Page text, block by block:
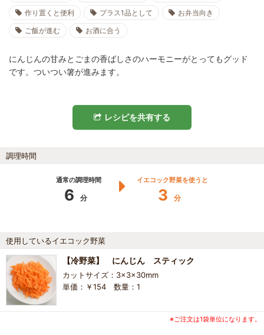
作り置くと便利
プラス1品として
お弁当向き
ご飯が進む
お酒に合う
にんじんの甘みとごまの香ばしさのハーモニーがとってもグッド
です。ついつい箸が進みます。
レシピを共有する
調理時間
通常の調理時間
6 分
イエコック野菜を使うと
3 分
使用しているイエコック野菜
【冷野菜】 にんじん スティック
カットサイズ：3×3×30mm
単価：￥154 数量：1
※ご注文は1袋単位になります。